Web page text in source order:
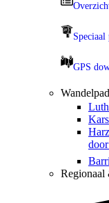
Speciaal
GPS
Regionaal